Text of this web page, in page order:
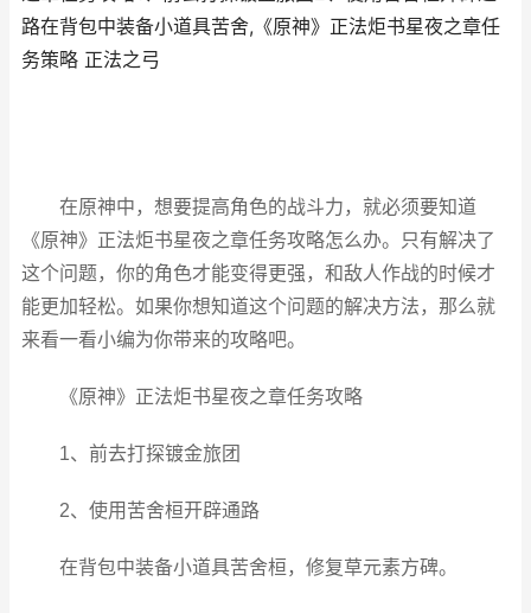
路在背包中装备小道具苦舍,《原神》正法炬书星夜之章任
务策略 正法之弓
在原神中，想要提高角色的战斗力，就必须要知道
《原神》正法炬书星夜之章任务攻略怎么办。只有解决了
这个问题，你的角色才能变得更强，和敌人作战的时候才
能更加轻松。如果你想知道这个问题的解决方法，那么就
来看一看小编为你带来的攻略吧。
《原神》正法炬书星夜之章任务攻略
1、前去打探镀金旅团
2、使用苦舍桓开辟通路
在背包中装备小道具苦舍桓，修复草元素方碑。